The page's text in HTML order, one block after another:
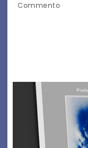
Commento